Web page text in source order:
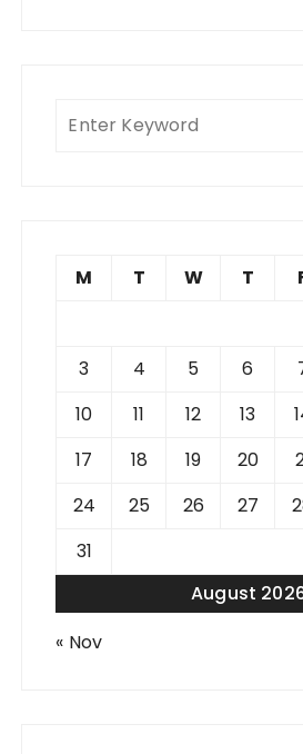
August
M T W T
3
4 5 6
10
11 12 13
17
18 19 20
24
25 26 27
31
« Nov